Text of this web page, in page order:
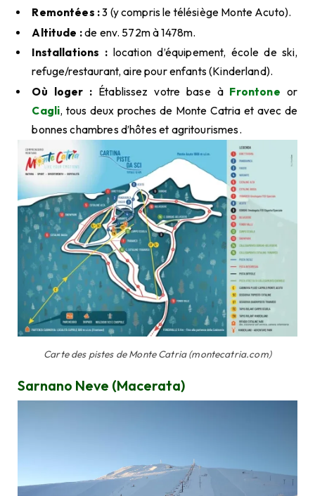
Remontées :3 (y compris le télésiège Monte Acuto).
Altitude :de env. 572m à 1478m.
Installations : location d’équipement, école de ski,
refuge/restaurant, aire pour enfants (Kinderland).
Où loger : Établissez votre base à Frontone or
Cagli, tous deux proches de Monte Catria et avec de
bonnes chambres d’hôtes et agritourismes.
Carte des pistes de Monte Catria (montecatria.com)
Sarnano Neve (Macerata)